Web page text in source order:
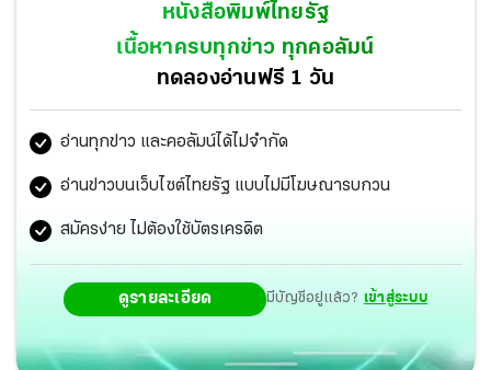
หนังสือพิมพ์ไทยรัฐ
เนื้อหาครบทุกข่าว ทุกคอลัมน์
ทดลองอ่านฟรี 1 วัน
อ่านทุกข่าว และคอลัมน์ได้ไม่จำกัด
อ่านข่าวบนเว็บไซต์ไทยรัฐ แบบไม่มีโฆษณารบกวน
สมัครง่าย ไม่ต้องใช้บัตรเครดิต
ดูรายละเอียด มีบัญชีอยู่แล้ว? เข้าสู่ระบบ